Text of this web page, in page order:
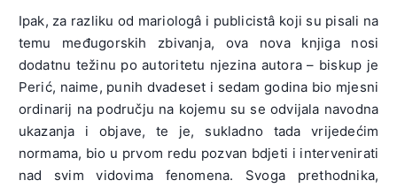
Ipak, za razliku od mariologâ i publicistâ koji su pisali na
temu međugorskih zbivanja, ova nova knjiga nosi
dodatnu težinu po autoritetu njezina autora – biskup je
Perić, naime, punih dvadeset i sedam godina bio mjesni
ordinarij na području na kojemu su se odvijala navodna
ukazanja i objave, te je, sukladno tada vrijedećim
normama, bio u prvom redu pozvan bdjeti i intervenirati
nad svim vidovima fenomena. Svoga prethodnika,